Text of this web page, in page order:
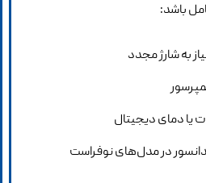
باشد:
به شارژ مجدد
یا دمای دیجیتال
در مدل‌های نوفراست